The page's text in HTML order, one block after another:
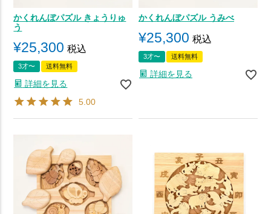
かくれんぼパズル きょうりゅ
う
¥25,300 税込
3才〜 送料無料
詳細を見る
5.00
かくれんぼパズル うみべ
¥25,300 税込
3才〜 送料無料
詳細を見る